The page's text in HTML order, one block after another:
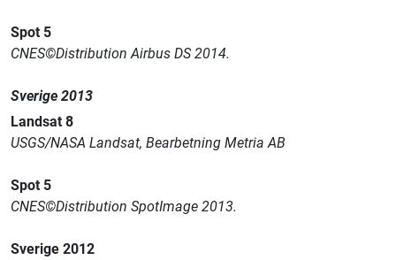
Spot 5
CNES©Distribution Airbus DS 2014.
Sverige 2013
Landsat 8
USGS/NASA Landsat, Bearbetning Metria AB
Spot 5
CNES©Distribution SpotImage 2013.
Sverige 2012